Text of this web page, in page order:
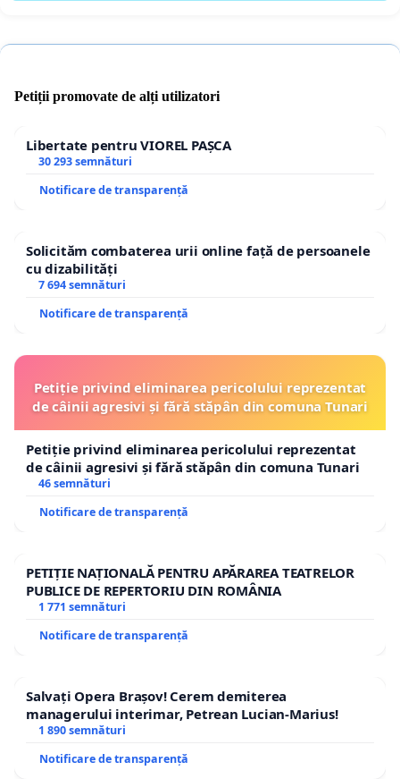
Petiții promovate de alți utilizatori
Libertate pentru VIOREL PAȘCA
30 293 semnături
Notificare de transparență
Solicităm combaterea urii online față de persoanele
cu dizabilități
7 694 semnături
Notificare de transparență
Petiție privind eliminarea pericolului reprezentat
de câinii agresivi și fără stăpân din comuna Tunari
Petiție privind eliminarea pericolului reprezentat
de câinii agresivi și fără stăpân din comuna Tunari
46 semnături
Notificare de transparență
PETIȚIE NAȚIONALĂ PENTRU APĂRAREA TEATRELOR
PUBLICE DE REPERTORIU DIN ROMÂNIA
1 771 semnături
Notificare de transparență
Salvați Opera Brașov! Cerem demiterea
managerului interimar, Petrean Lucian-Marius!
1 890 semnături
Notificare de transparență